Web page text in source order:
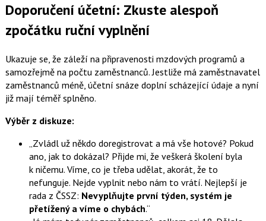
Doporučení účetní: Zkuste alespoň
zpočátku ruční vyplnění
Ukazuje se, že záleží na připravenosti mzdových programů a
samozřejmě na počtu zaměstnanců. Jestliže má zaměstnavatel
zaměstnanců méně, účetní snáze doplní scházející údaje a nyní
již mají téměř splněno.
Výběr z diskuze:
Zvládl už někdo doregistrovat a má vše hotové? Pokud
ano, jak to dokázal? Přijde mi, že veškerá školení byla
k ničemu. Víme, co je třeba udělat, akorát, že to
nefunguje. Nejde vyplnit nebo nám to vrátí. Nejlepší je
rada z ČSSZ: Nevyplňujte první týden, systém je
přetížený a víme o chybách.